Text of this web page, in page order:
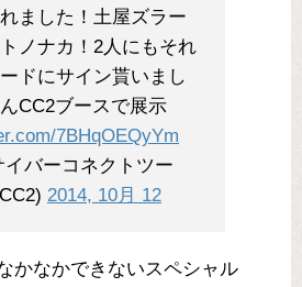
ました！土屋ズラー
ノナカ！2人にもそれ
ドにサイン貰いまし
CC2ブースで展示
7BHqOEQyYm
バーコネクトツー
2014, 10月 12
かなかできないスペシャル